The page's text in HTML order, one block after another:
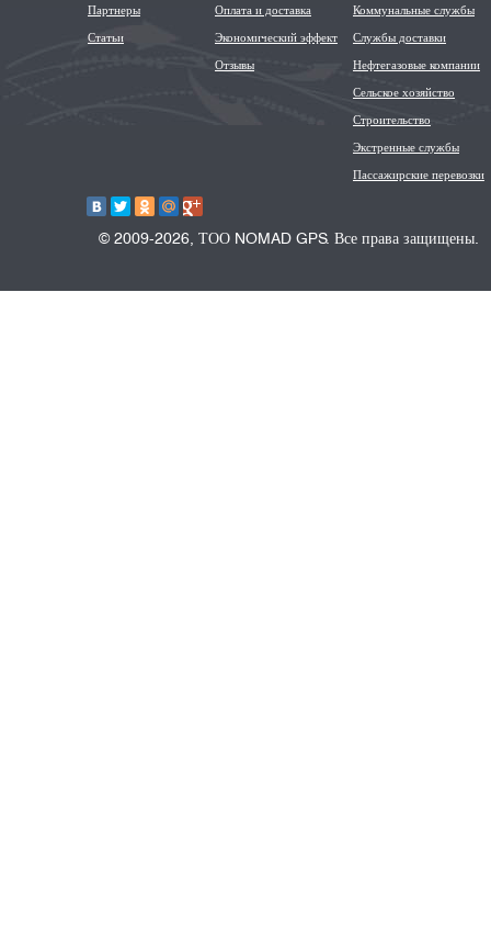
Партнеры
Статьи
Оплата и доставка
Экономический эффект
Отзывы
Коммунальные службы
Службы доставки
Нефтегазовые компании
Сельское хозяйство
Строительство
Экстренные службы
Пассажирские перевозки
© 2009-2026, ТОО NOMAD GPS. Все права защищены.